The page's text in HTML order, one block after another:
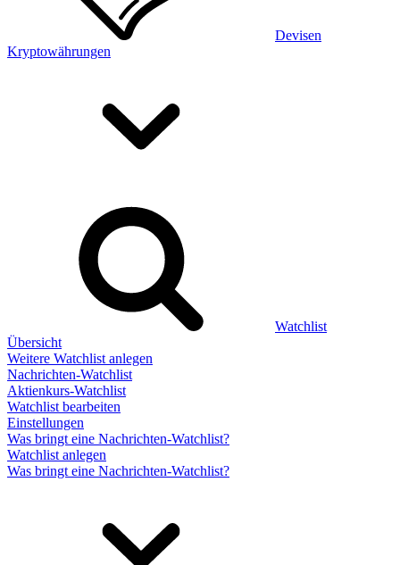
Devisen
Kryptowährungen
Watchlist
Übersicht
Weitere Watchlist anlegen
Nachrichten-Watchlist
Aktienkurs-Watchlist
Watchlist bearbeiten
Einstellungen
Was bringt eine Nachrichten-Watchlist?
Watchlist anlegen
Was bringt eine Nachrichten-Watchlist?